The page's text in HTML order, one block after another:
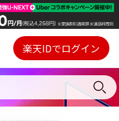
Webプレイヤー
ご契約内容の確認・変更
楽天IDでログイン